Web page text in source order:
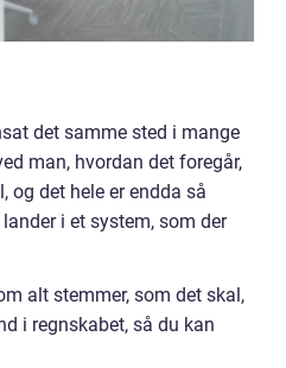
det samme sted i mange
man, hvordan det foregår,
og det hele er endda så
i et system, som der
alt stemmer, som det skal,
i regnskabet, så du kan